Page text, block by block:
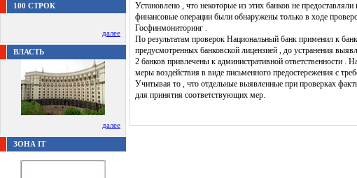
100 СТРОК
далее
ВЛАСТЬ
далее
ЗОНА IT
Установлено , что некоторые из этих банков не
финансовые операции были обнаружены только в ходе
Госфинмониторинг .
По результатам проверок Национальный банк применил к
предусмотренных банковской лицензией , до устранения
2 банков привлечены к административной
меры воздействия в виде письменного предостережения с
Учитывая то , что отдельные выявленные при проверках
для принятия соответствующих мер.